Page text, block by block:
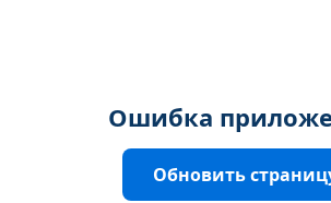
Ошибка
Обновить